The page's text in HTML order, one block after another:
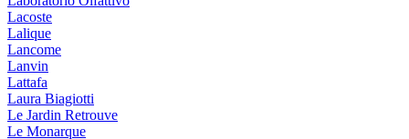
Lacoste
Lalique
Lancome
Lanvin
Lattafa
Laura Biagiotti
Le Jardin Retrouve
Le Monarque